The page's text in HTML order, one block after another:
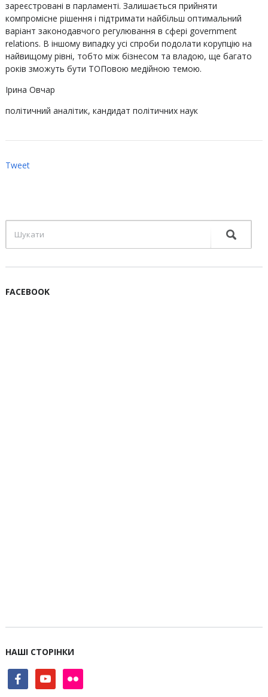
зареєстровані в парламенті. Залишається прийняти
компромісне рішення і підтримати найбільш оптимальний
варіант законодавчого регулювання в сфері government
relations. В іншому випадку усі спроби подолати корупцію на
найвищому рівні, тобто між бізнесом та владою, ще багато
років зможуть бути ТОПовою медійною темою.
Ірина Овчар
політичний аналітик, кандидат політичних наук
Tweet
FACEBOOK
НАШІ СТОРІНКИ
facebookyoutube flickr